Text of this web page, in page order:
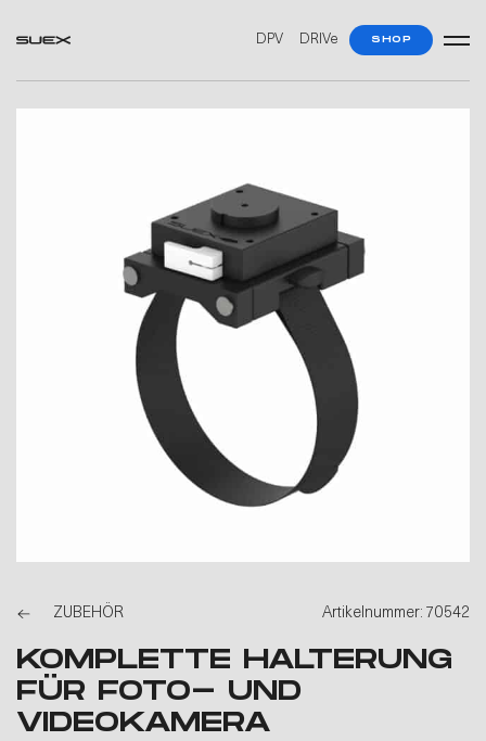
DPV DRIVe SHOP
ZUBEHÖR Artikelnummer: 70542
KOMPLETTE HALTERUNG
FÜR FOTO- UND
VIDEOKAMERA